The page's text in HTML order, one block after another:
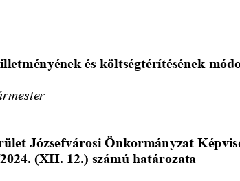
és költségtérítésének
Józsefvárosi Önkormányzat
(XII. 12.) számú határozata